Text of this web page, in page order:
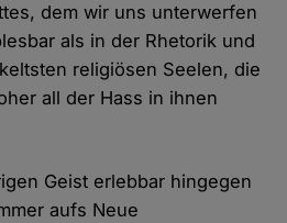
dem wir uns unterwerfen
als in der Rhetorik und
religiösen Seelen, die
all der Hass in ihnen
Geist erlebbar hingegen
aufs Neue